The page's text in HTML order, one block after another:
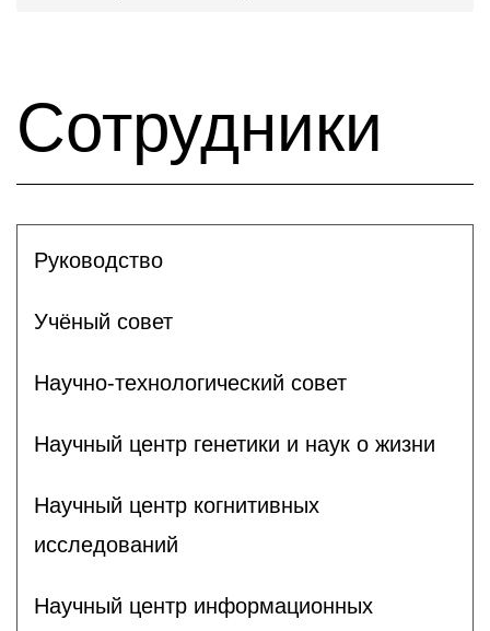
Сотрудники
Руководство
Учёный совет
Научно-технологический совет
Научный центр генетики и наук о жизни
Научный центр когнитивных
исследований
Научный центр информационных